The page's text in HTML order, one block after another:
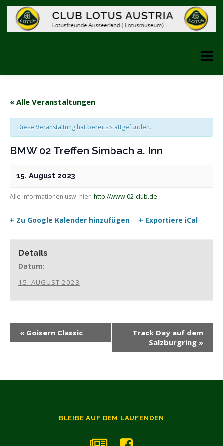
springen
Menü
FOTOS LINKS DAS MUSEUM
« Alle Veranstaltungen
Diese Veranstaltung hat bereits stattgefunden.
BMW 02 Treffen Simbach a. Inn
15. August 2023
Alle Informationen usw. hier http://www.02-club.de
+ Zu Google Kalender hinzufügen + Exportiere iCal
Details
Datum:
15. AUGUST 2023
« Goisern Classic
Track Day auf dem
Salzburgring »
BLEIBE AUF DEM LAUFENDEN